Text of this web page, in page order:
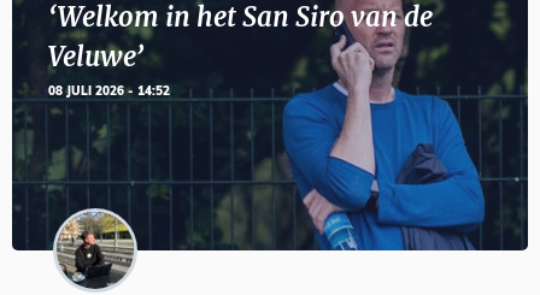
‘Welkom in het San Siro van de
Veluwe’
08 JULI 2026 - 14:52